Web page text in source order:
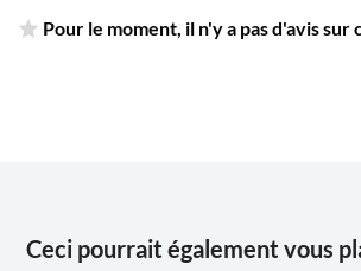
Pour le moment, il n'y a pas d'avis
Ceci pourrait également vous